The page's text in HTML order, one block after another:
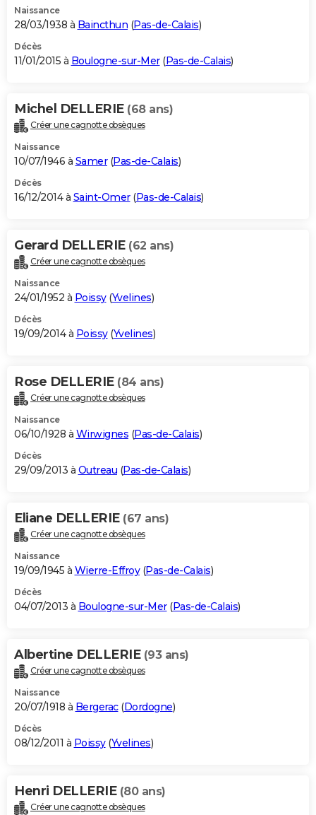
Naissance
28/03/1938 à Baincthun (Pas-de-Calais)
Décès
11/01/2015 à Boulogne-sur-Mer(Pas-de-Calais)
Michel DELLERIE (68 ans)
Créer une cagnotte obsèques
Naissance
10/07/1946 à Samer(Pas-de-Calais)
Décès
16/12/2014 à Saint-Omer(Pas-de-Calais)
Gerard DELLERIE (62 ans)
Créer une cagnotte obsèques
Naissance
24/01/1952 à Poissy(Yvelines)
Décès
19/09/2014 à Poissy(Yvelines)
Rose DELLERIE (84 ans)
Créer une cagnotte obsèques
Naissance
06/10/1928 à Wirwignes (Pas-de-Calais)
Décès
29/09/2013 à Outreau (Pas-de-Calais)
Eliane DELLERIE (67 ans)
Créer une cagnotte obsèques
Naissance
19/09/1945 à Wierre-Effroy(Pas-de-Calais)
Décès
04/07/2013 à Boulogne-sur-Mer(Pas-de-Calais)
Albertine DELLERIE (93 ans)
Créer une cagnotte obsèques
Naissance
20/07/1918 à Bergerac(Dordogne)
Décès
08/12/2011 à Poissy(Yvelines)
Henri DELLERIE (80 ans)
Créer une cagnotte obsèques